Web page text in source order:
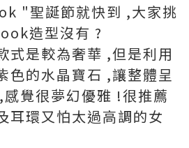
"聖誕節就快到 ,大家挑
造型沒有 ?
式是較為奢華 ,但是利用
色的水晶寶石 ,讓整體呈
覺很夢幻優雅 !很推薦
耳環又怕太過高調的女